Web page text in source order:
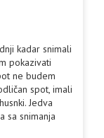
kadar snimali
pokazivati
ne budem
spot, imali
Jedva
sa snimanja